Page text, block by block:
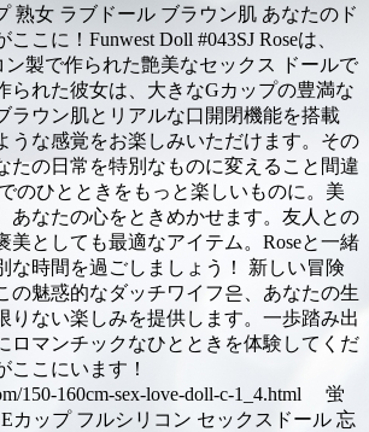
熟女 ラブドール ブラウン肌 あなたのド
こに！Funwest Doll #043SJ Roseは、
ン製で作られた艶美なセックス ドールで
られた彼女は、大きなGカップの豊満な
ラウン肌とリアルな口開閉機能を搭載
うな感覚をお楽しみいただけます。その
たの日常を特別なものに変えること間違
のひとときをもっと楽しいものに。美
あなたの心をときめかせます。友人との
美としても最適なアイテム。Roseと一緒
な時間を過ごしましょう！ 新しい冒険
の魅惑的なダッチワイフ은、あなたの生
りない楽しみを提供します。一歩踏み出
ロマンチックなひとときを体験してくだ
ここにいます！
150-160cm-sex-love-doll-c-1_4.html 蛍
カップ フルシリコン セックスドール 忘